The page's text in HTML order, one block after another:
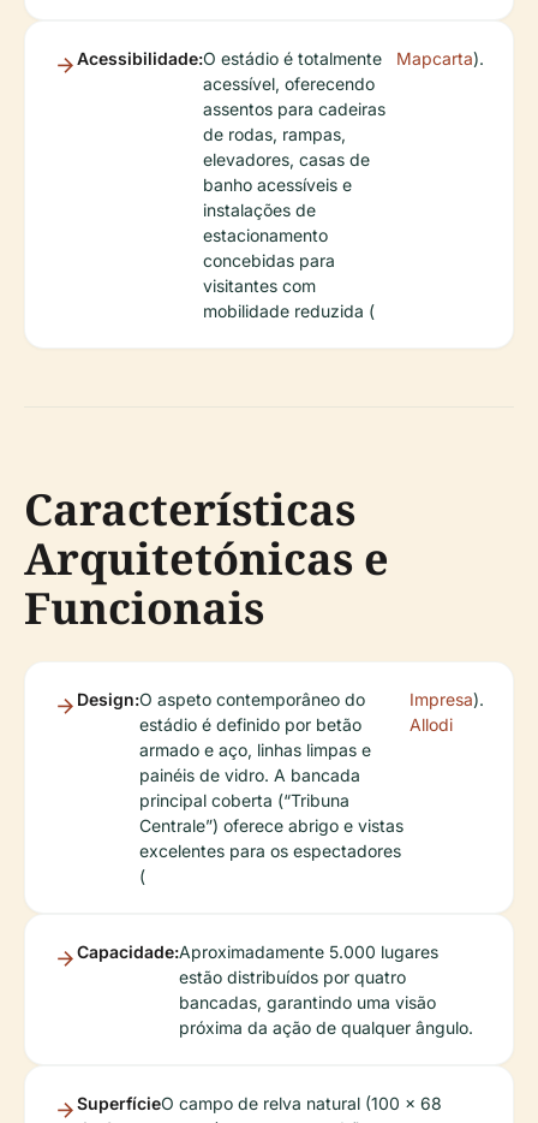
Acessibilidade:O estádio é totalmente
acessível, oferecendo
assentos para cadeiras
de rodas, rampas,
elevadores, casas de
banho acessíveis e
instalações de
estacionamento
concebidas para
visitantes com
mobilidade reduzida (
Mapcarta).
Características
Arquitetónicas e
Funcionais
Design:O aspeto contemporâneo do
estádio é definido por betão
armado e aço, linhas limpas e
painéis de vidro. A bancada
principal coberta (“Tribuna
Centrale”) oferece abrigo e vistas
excelentes para os espectadores
(
Impresa
Allodi
).
Capacidade:Aproximadamente 5.000 lugares
estão distribuídos por quatro
bancadas, garantindo uma visão
próxima da ação de qualquer ângulo.
SuperfícieO campo de relva natural (100 x 68